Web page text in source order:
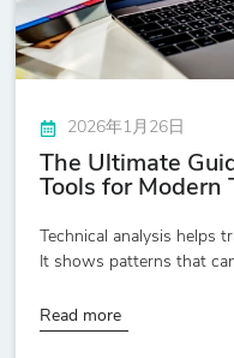
2026年1月26日
The Ultimate
Tools for Modern
Technical analysis helps
It shows patterns that
Read more